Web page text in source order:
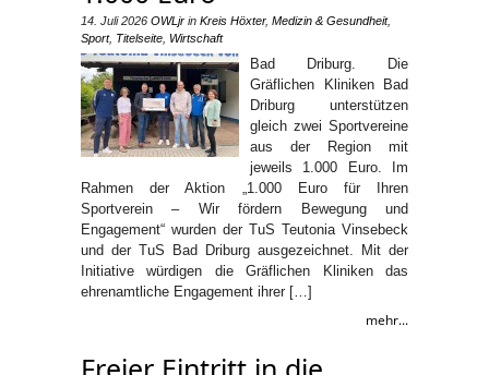
14. Juli 2026 OWLjr in Kreis Höxter, Medizin & Gesundheit,
Sport, Titelseite Wirtschaft
Bad Driburg. Die
Gräflichen Kliniken Bad
Driburg unterstützen
gleich zwei Sportvereine
aus der Region mit
jeweils 1.000 Euro. Im
Rahmen der Aktion „1.000 Euro für Ihren
Sportverein – Wir fördern Bewegung und
Engagement“ wurden der TuS Teutonia Vinsebeck
und der TuS Bad Driburg ausgezeichnet. Mit der
Initiative würdigen die Gräflichen Kliniken das
ehrenamtliche Engagement ihrer […]
mehr...